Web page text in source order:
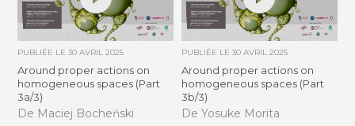
PUBLIÉE LE30 AVRIL 2025
Around proper actions on
homogeneous spaces (Part
3a/3)
De Maciej Bocheński
PUBLIÉE LE 30 AVRIL 2025
Around proper actions on
homogeneous spaces (Part
3b/3)
De Yosuke Morita